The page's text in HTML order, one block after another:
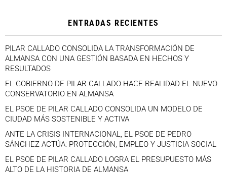
ENTRADAS RECIENTES
PILAR CALLADO CONSOLIDA LA TRANSFORMACIÓN DE
ALMANSA CON UNA GESTIÓN BASADA EN HECHOS Y
RESULTADOS
EL GOBIERNO DE PILAR CALLADO HACE REALIDAD EL NUEVO
CONSERVATORIO EN ALMANSA
EL PSOE DE PILAR CALLADO CONSOLIDA UN MODELO DE
CIUDAD MÁS SOSTENIBLE Y ACTIVA
ANTE LA CRISIS INTERNACIONAL, EL PSOE DE PEDRO
SÁNCHEZ ACTÚA: PROTECCIÓN, EMPLEO Y JUSTICIA SOCIAL
EL PSOE DE PILAR CALLADO LOGRA EL PRESUPUESTO MÁS
ALTO DE LA HISTORIA DE ALMANSA